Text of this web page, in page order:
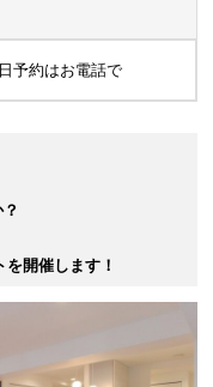
予約はお電話で
開催します！